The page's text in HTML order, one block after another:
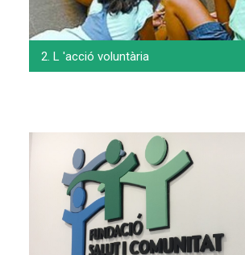
2. L 'acció voluntària